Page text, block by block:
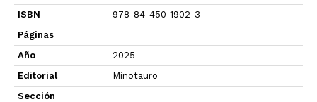
ISBN
978-84-450-1902-3
Páginas
Año
2025
Editorial
Minotauro
Sección